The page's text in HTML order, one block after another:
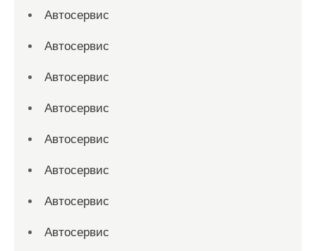
Автосервис
Автосервис
Автосервис
Автосервис
Автосервис
Автосервис
Автосервис
Автосервис